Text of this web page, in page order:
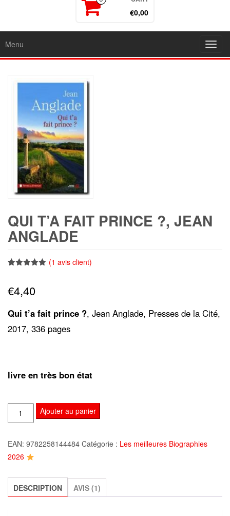
€0,00
Menu
QUI T’A FAIT PRINCE ?, JEAN
ANGLADE
basé sur
notation
(1 avis client)
€4,40
Qui t’a fait prince ?, Jean Anglade, Presses de la Cité,
2017, 336 pages
livre en très bon état
quantité
de
t'a
fait
Jean
Ajouter au panier
EAN: 9782258144484 Catégorie : Les meilleures Biographies
2026
DESCRIPTION AVIS (1)